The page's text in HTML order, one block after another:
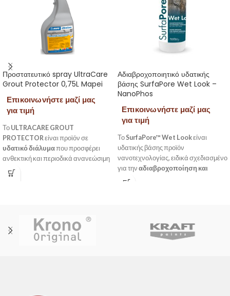
Προστατευτικό spray UltraCare
Grout Protector 0,75L Mapei
Επικοινωνήστε μαζί μας
για τιμή
Το ULTRACARE GROUT
PROTECTOR είναι προϊόν σε
υδατικό διάλυμαπου προσφέρει
ανθεκτική και περιοδικά ανανεώσιμη
(ανάλογα με τη χρήση και την έκθεση)
προστασία έναντι λεκέδων.
αρμόστοκους όσο και τα γυαλισμένα
πλακίδια τεχνητού γρανίτη. Οι
επεξεργασμένες επιφάνειες
Αδιαβροχοποιητικό υδατικής
βάσης SurfaPore Wet Look –
NanoPhos
Επικοινωνήστε μαζί μας
για τιμή
Το SurfaPore™ Wet Lookείναι
υδατικής βάσης προϊόν
νανοτεχνολογίας, ειδικά σχεδιασμένο
για την αδιαβροχοποίηση και
προστασία
Χάρη στη σύνθεσή του, διεισδύει σε